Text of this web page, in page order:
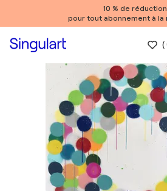
10 % de réduction
pour tout abonnement à la
(